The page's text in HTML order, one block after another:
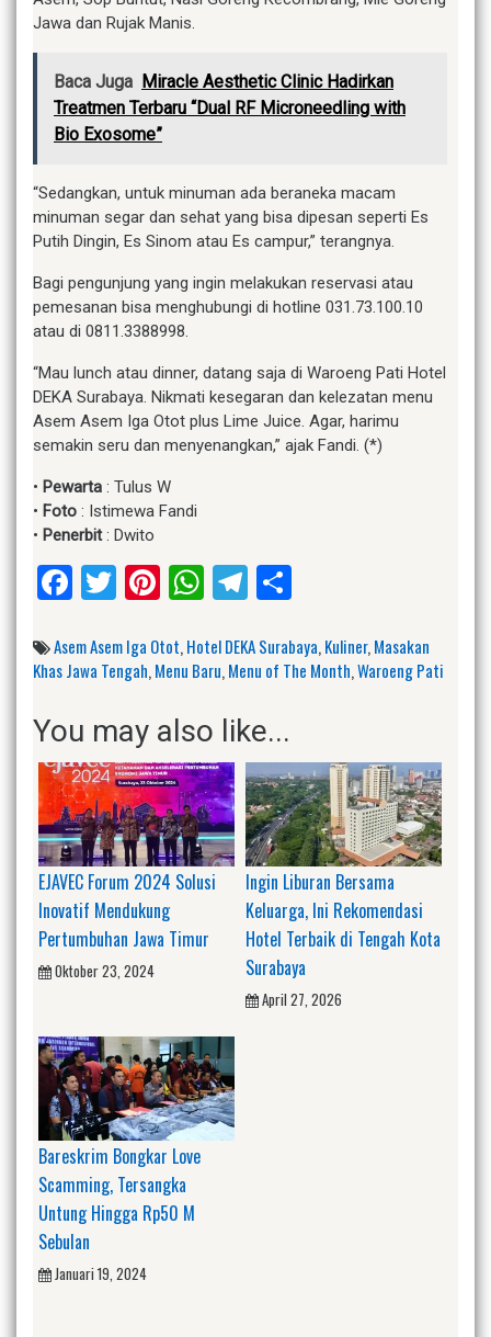
Jawa dan Rujak Manis.
Baca Juga Miracle Aesthetic Clinic Hadirkan
Treatmen Terbaru “Dual RF Microneedling with
Bio Exosome”
“Sedangkan, untuk minuman ada beraneka macam
minuman segar dan sehat yang bisa dipesan seperti Es
Putih Dingin, Es Sinom atau Es campur,” terangnya.
Bagi pengunjung yang ingin melakukan reservasi atau
pemesanan bisa menghubungi di hotline 031.73.100.10
atau di 0811.3388998.
“Mau lunch atau dinner, datang saja di Waroeng Pati Hotel
DEKA Surabaya. Nikmati kesegaran dan kelezatan menu
Asem Asem Iga Otot plus Lime Juice. Agar, harimu
semakin seru dan menyenangkan,” ajak Fandi. (*)
• Pewarta : Tulus W
• Foto : Istimewa Fandi
• Penerbit: Dwito
Facebook
Twitter
Pinterest
WhatsApp
Telegram
Asem Asem Iga Otot,Hotel DEKA Surabaya,Kuliner,Masakan
Khas Jawa Tengah,Menu Baru,Menu of The Month,Waroeng Pati
You may also like...
EJAVEC Forum 2024 Solusi
Inovatif Mendukung
Pertumbuhan Jawa Timur
Oktober 23, 2024
Ingin Liburan Bersama
Keluarga, Ini Rekomendasi
Hotel Terbaik di Tengah Kota
Surabaya
April 27, 2026
Bareskrim Bongkar Love
Scamming, Tersangka
Untung Hingga Rp50 M
Sebulan
Januari 19, 2024